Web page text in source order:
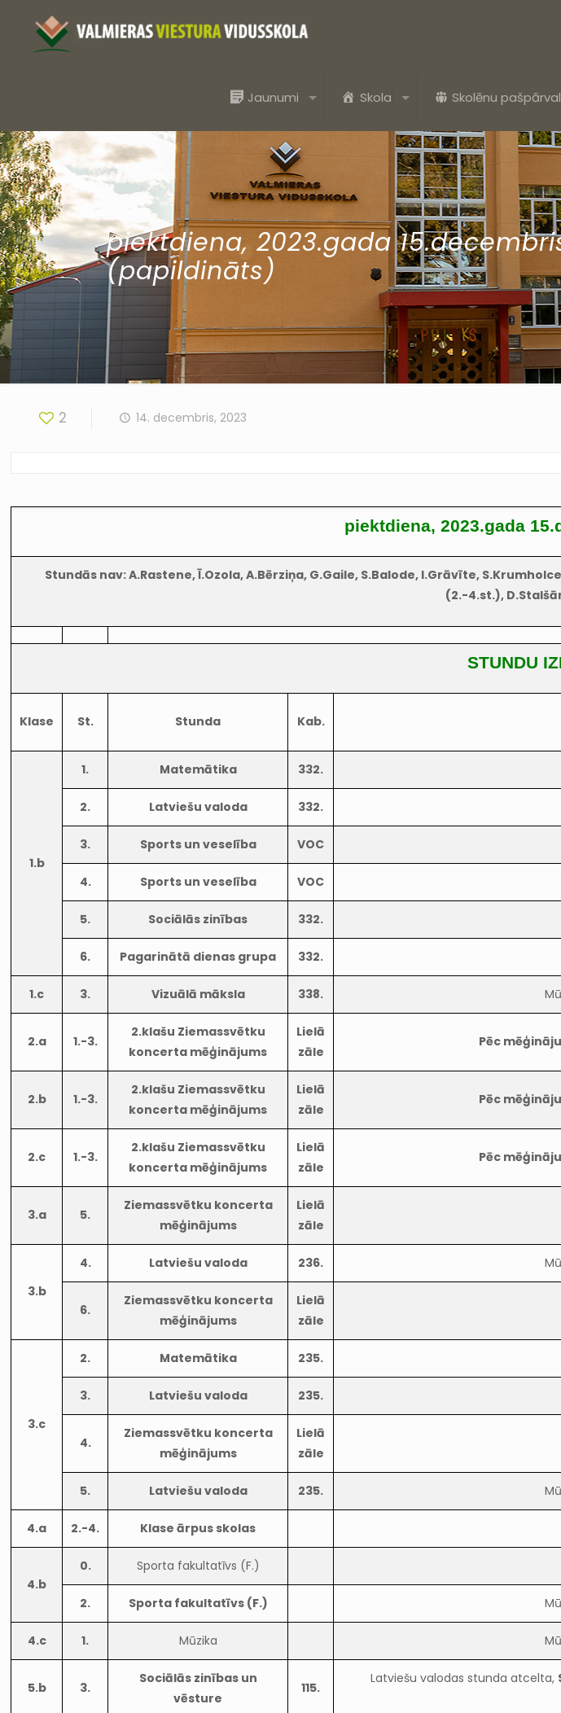
Jaunumi Skola Skolēnu
piektdiena, 2023.gada
(papildināts)
2 14. decembris, 2023
piektdiena, 2023.gada
Stundās nav: A.Rastene, Ī.Ozola, A.Bērziņa, G.Gaile, S.Balode, I.Grāvīte,
(2.-4.st.),
STUNDU
Klase St. Stunda Kab.
1.b
1. Matemātika 332.
2. Latviešu valoda 332.
3. Sports un veselība VOC
4. Sports un veselība VOC
5. Sociālās zinības 332.
6. Pagarinātā dienas grupa 332.
1.c 3. Vizuālā māksla 338.
2.a 1.-3.
2.klašu Ziemassvētku
koncerta mēģinājums
Lielā
zāle
Pēc
2.b 1.-3.
2.klašu Ziemassvētku
koncerta mēģinājums
Lielā
zāle
Pēc
2.c 1.-3.
2.klašu Ziemassvētku
koncerta mēģinājums
Lielā
zāle
Pēc
3.a 5.
Ziemassvētku koncerta
mēģinājums
Lielā
zāle
3.b
4. Latviešu valoda 236.
6.
Ziemassvētku koncerta
mēģinājums
Lielā
zāle
3.c
2. Matemātika 235.
3. Latviešu valoda 235.
4.
Ziemassvētku koncerta
mēģinājums
Lielā
zāle
5. Latviešu valoda 235.
4.a 2.-4. Klase ārpus skolas
4.b
0. Sporta fakultatīvs (F.)
2. Sporta fakultatīvs (F.)
4.c 1. Mūzika
5.b 3.
Sociālās zinības un
vēsture
115.
Latviešu valodas stunda atcelta,